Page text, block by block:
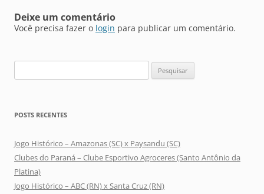
Deixe um comentário
Você precisa fazer o login para publicar um comentário.
por:
POSTS RECENTES
Jogo Histórico – Amazonas (SC) x Paysandu (SC)
Clubes do Paraná – Clube Esportivo Agroceres (Santo Antônio da
Platina)
Jogo Histórico – ABC (RN) x Santa Cruz (RN)